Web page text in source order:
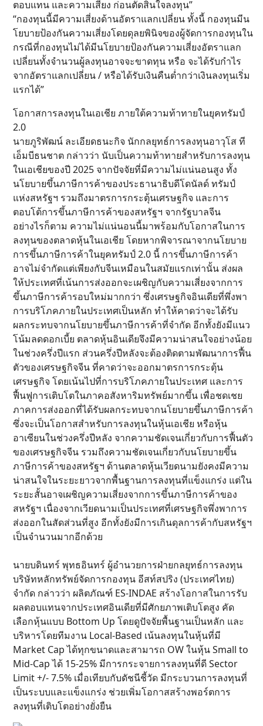
ตอบแทน และความเสี่ยง ก่อนตัดสินใจลงทุน”
“กองทุนนี้มีความเสี่ยงด้านอัตราแลกเปลี่ยน ทั้งนี้ กองทุนมีน
โยบายป้องกันความเสี่ยงโดยดุลยพินิจของผู้จัดการกองทุนใน
กรณีที่กองทุนไม่ได้มีนโยบายป้องกันความเสี่ยงอัตราแลก
เปลี่ยนทั้งจำนวนผู้ลงทุนอาจจะขาดทุน หรือ จะได้รับกำไร
จากอัตราแลกเปลี่ยน / หรือได้รับเงินคืนต่ำกว่าเงินลงทุนเริ่ม
แรกได้”
โอกาสการลงทุนในเอเชีย ภายใต้ความท้าทายในยุคทรัมป์
2.0
นายภูริพัฒน์ ละเอียดธนะกิจ นักกลยุทธ์การลงทุนอาวุโส ที
เอ็มบีธนชาต กล่าวว่า นับเป็นความท้าทายสำหรับการลงทุน
ในเอเชียของปี 2025 จากปัจจัยที่มีความไม่แน่นอนสูง ทั้ง
นโยบายขึ้นภาษีการค้าของประธานาธิบดีโดนัลด์ ทรัมป์
แห่งสหรัฐฯ รวมถึงมาตรการกระตุ้นเศรษฐกิจ และการ
ตอบโต้การขึ้นภาษีการค้าของสหรัฐฯ จากรัฐบาลจีน
อย่างไรก็ตาม ความไม่แน่นอนนี้มาพร้อมกับโอกาสในการ
ลงทุนของตลาดหุ้นในเอเชีย โดยหากพิจารณาจากนโยบาย
การขึ้นภาษีการค้าในยุคทรัมป์ 2.0 นี้ การขึ้นภาษีการค้า
อาจไม่จำกัดแต่เพียงกับจีนเหมือนในสมัยแรกเท่านั้น ส่งผล
ให้ประเทศที่เน้นการส่งออกจะเผชิญกับความเสี่ยงจากการ
ขึ้นภาษีการค้ารอบใหม่มากกว่า ซึ่งเศรษฐกิจอินเดียที่พึ่งพา
การบริโภคภายในประเทศเป็นหลัก ทำให้คาดว่าจะได้รับ
ผลกระทบจากนโยบายขึ้นภาษีการค้าที่จำกัด อีกทั้งยังมีแนว
โน้มลดดอกเบี้ย ตลาดหุ้นอินเดียจึงมีความน่าสนใจอย่างน้อย
ในช่วงครึ่งปีแรก ส่วนครึ่งปีหลังจะต้องติดตามพัฒนาการฟื้น
ตัวของเศรษฐกิจจีน ที่คาดว่าจะออกมาตรการกระตุ้น
เศรษฐกิจ โดยเน้นไปที่การบริโภคภายในประเทศ และการ
ฟื้นฟูการเติบโตในภาคอสังหาริมทรัพย์มากขึ้น เพื่อชดเชย
ภาคการส่งออกที่ได้รับผลกระทบจากนโยบายขึ้นภาษีการค้า
ซึ่งจะเป็นโอกาสสำหรับการลงทุนในหุ้นเอเชีย หรือหุ้น
อาเซียนในช่วงครึ่งปีหลัง จากความชัดเจนเกี่ยวกับการฟื้นตัว
ของเศรษฐกิจจีน รวมถึงความชัดเจนเกี่ยวกับนโยบายขึ้น
ภาษีการค้าของสหรัฐฯ ด้านตลาดหุ้นเวียดนามยังคงมีความ
น่าสนใจในระยะยาวจากพื้นฐานการลงทุนที่แข็งแกร่ง แต่ใน
ระยะสั้นอาจเผชิญความเสี่ยงจากการขึ้นภาษีการค้าของ
สหรัฐฯ เนื่องจากเวียดนามเป็นประเทศที่เศรษฐกิจพึ่งพาการ
ส่งออกในสัดส่วนที่สูง อีกทั้งยังมีการเกินดุลการค้ากับสหรัฐฯ
เป็นจำนวนมากอีกด้วย
นายบดินทร์ พุทธอินทร์ ผู้อำนวยการฝ่ายกลยุทธ์การลงทุน
บริษัทหลักทรัพย์จัดการกองทุน อีสท์สปริง (ประเทศไทย)
จำกัด กล่าวว่า ผลิตภัณฑ์ ES-INDAE สร้างโอกาสในการรับ
ผลตอบแทนจากประเทศอินเดียที่มีศักยภาพเติบโตสูง คัด
เลือกหุ้นแบบ Bottom Up โดยดูปัจจัยพื้นฐานเป็นหลัก และ
บริหารโดยทีมงาน Local-Based เน้นลงทุนในหุ้นที่มี
Market Cap ได้ทุกขนาดและสามารถ OW ในหุ้น Small to
Mid-Cap ได้ 15-25% มีการกระจายการลงทุนที่ดี Sector
Limit +/- 7.5% เมื่อเทียบกับดัชนีชี้วัด มีกระบวนการลงทุนที่
เป็นระบบและแข็งแกร่ง ช่วยเพิ่มโอกาสสร้างพอร์ตการ
ลงทุนที่เติบโตอย่างยั่งยืน